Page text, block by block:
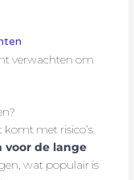
verwachten om
met risico’s.
voor de lange
wat populair is